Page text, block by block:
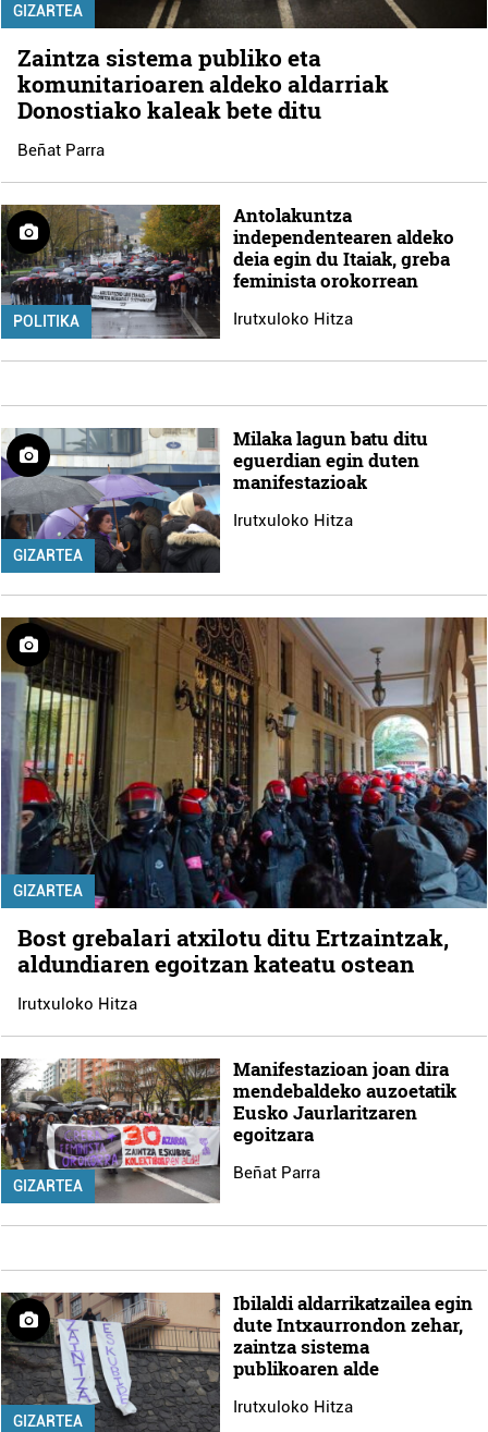
GIZARTEA
Zaintza sistema publiko eta
komunitarioaren aldeko aldarriak
Donostiako kaleak bete ditu
Beñat Parra
POLITIKA
Antolakuntza
independentearen aldeko
deia egin du Itaiak, greba
feminista orokorrean
Irutxuloko Hitza
GIZARTEA
Milaka lagun batu ditu
eguerdian egin duten
manifestazioak
Irutxuloko Hitza
GIZARTEA
Bost grebalari atxilotu ditu Ertzaintzak,
aldundiaren egoitzan kateatu ostean
Irutxuloko Hitza
GIZARTEA
Manifestazioan joan dira
mendebaldeko auzoetatik
Eusko Jaurlaritzaren
egoitzara
Beñat Parra
GIZARTEA
Ibilaldi aldarrikatzailea egin
dute Intxaurrondon zehar,
zaintza sistema
publikoaren alde
Irutxuloko Hitza